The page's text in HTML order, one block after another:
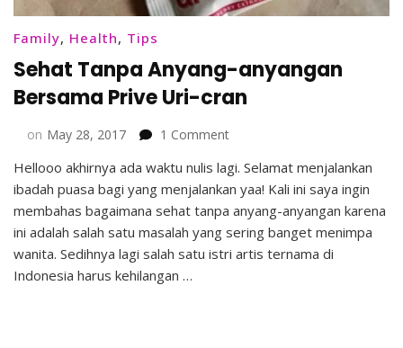
Family, Health, Tips
Sehat Tanpa Anyang-anyangan
Bersama Prive Uri-cran
on May 28, 2017 1 Commenton
Tanpa
Anyang-
anyangan
Bersama
Prive
Hellooo akhirnya ada waktu nulis lagi. Selamat menjalankan
ibadah puasa bagi yang menjalankan yaa! Kali ini saya ingin
membahas bagaimana sehat tanpa anyang-anyangan karena
ini adalah salah satu masalah yang sering banget menimpa
wanita. Sedihnya lagi salah satu istri artis ternama di
Indonesia harus kehilangan …